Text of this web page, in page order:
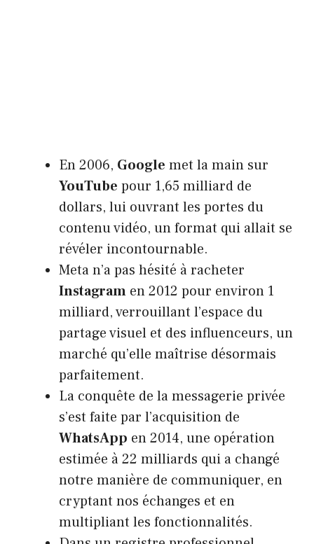
En 2006, Google met la main sur
YouTube pour 1,65 milliard de
dollars, lui ouvrant les portes du
contenu vidéo, un format qui allait se
révéler incontournable.
Meta n’a pas hésité à racheter
Instagram en 2012 pour environ 1
milliard, verrouillant l’espace du
partage visuel et des influenceurs, un
marché qu’elle maîtrise désormais
parfaitement.
La conquête de la messagerie privée
s’est faite par l’acquisition de
WhatsApp en 2014, une opération
estimée à 22 milliards qui a changé
notre manière de communiquer, en
cryptant nos échanges et en
multipliant les fonctionnalités.